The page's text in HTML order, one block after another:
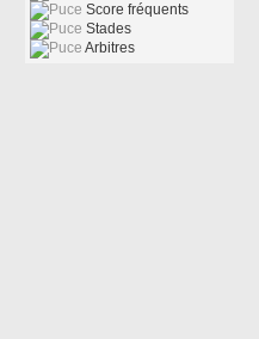
Score fréquents
Stades
Arbitres